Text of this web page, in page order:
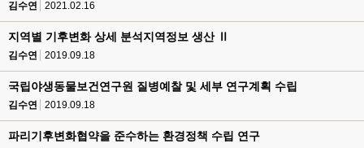
김수연 2021.02.16
지역별 기후변화 상세 분석지역정보 생산 Ⅱ
김수연 2019.09.18
국립야생동물보건연구원 질병예찰 및 세부 연구계획 수립
김수연 2019.09.18
파리기후변화협약을 준수하는 환경정책 수립 연구